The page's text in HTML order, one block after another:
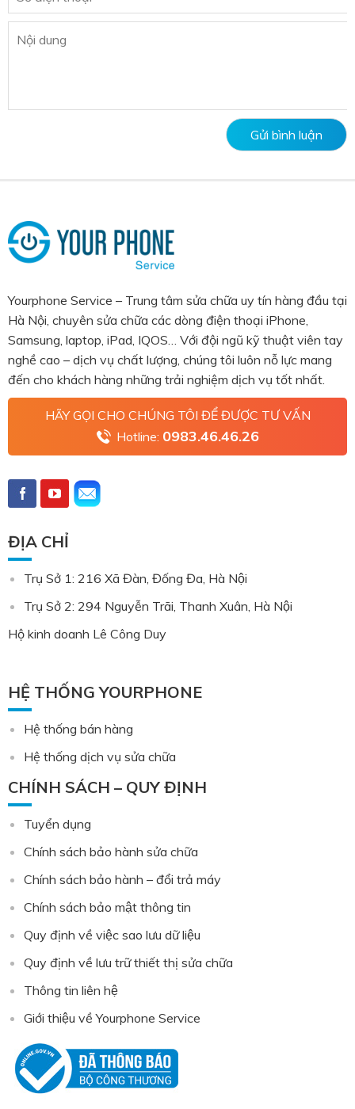
Yourphone Service – Trung tâm sửa chữa uy tín hàng đầu tại
Hà Nội, chuyên sửa chữa các dòng điện thoại iPhone,
Samsung, laptop, iPad, IQOS… Với đội ngũ kỹ thuật viên tay
nghề cao – dịch vụ chất lượng, chúng tôi luôn nỗ lực mang
đến cho khách hàng những trải nghiệm dịch vụ tốt nhất.
HÃY GỌI CHO CHÚNG TÔI ĐỂ ĐƯỢC TƯ VẤN
Hotline: 0983.46.46.26
ĐỊA CHỈ
Trụ Sở 1: 216 Xã Đàn, Đống Đa, Hà Nội
Trụ Sở 2: 294 Nguyễn Trãi, Thanh Xuân, Hà Nội
Hộ kinh doanh Lê Công Duy
HỆ THỐNG YOURPHONE
Hệ thống bán hàng
Hệ thống dịch vụ sửa chữa
CHÍNH SÁCH – QUY ĐỊNH
Tuyển dụng
Chính sách bảo hành sửa chữa
Chính sách bảo hành – đổi trả máy
Chính sách bảo mật thông tin
Quy định về việc sao lưu dữ liệu
Quy định về lưu trữ thiết thị sửa chữa
Thông tin liên hệ
Giới thiệu về Yourphone Service